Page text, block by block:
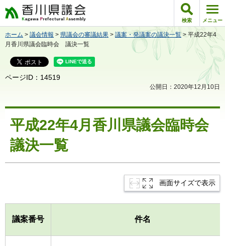
香川県議会 検索 メニュー
ホーム > 議会情報 > 県議会の審議結果 > 議案・発議案の議決一覧 > 平成22年4
月香川県議会臨時会 議決一覧
ページID：14519
公開日：2020年12月10日
平成22年4月香川県議会臨時会
議決一覧
画面サイズで表示
議案番号 件名